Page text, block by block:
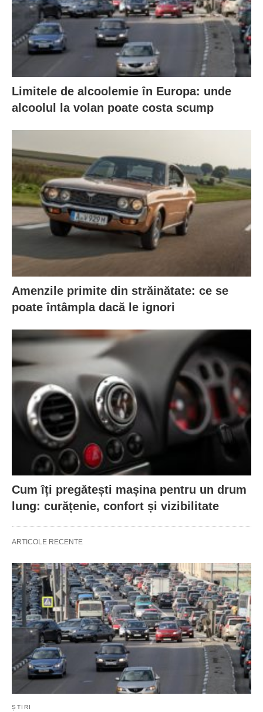
Limitele de alcoolemie în Europa: unde
alcoolul la volan poate costa scump
Amenzile primite din străinătate: ce se
poate întâmpla dacă le ignori
Cum îți pregătești mașina pentru un drum
lung: curățenie, confort și vizibilitate
ARTICOLE RECENTE
ȘTIRI